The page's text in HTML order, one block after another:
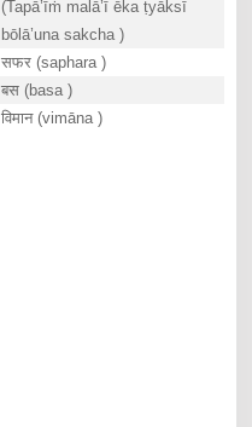
(Tapā’īṁ malā’ī ēka ṭyāksī
bōlā’una sakcha )
सफर (saphara )
बस (basa )
विमान (vimāna )